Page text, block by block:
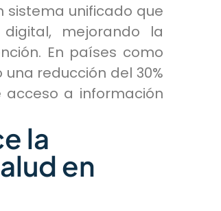
sistema unificado que
mejorando la
En países como
reducción del 30%
a información
la
en